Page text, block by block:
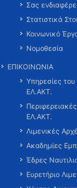
Σας
Στατιστικά
Κοινωνικό
Νομοθεσία
ΕΠΙΚΟΙΝΩΝΙΑ
Υπηρεσίες
ΕΛ.ΑΚΤ.
ΕΛ.ΑΚΤ.
Λιμενικές
Ακαδημίες
Έδρες
Ευρετήριο